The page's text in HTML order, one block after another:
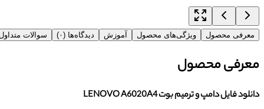
معرفی محصول ویژگی‌های محصول آموزش دیدگاه‌ها (۰) سوالات
معرفی محصول
دانلود فایل دامپ و ترمیم بوت LENOVO A6020A4